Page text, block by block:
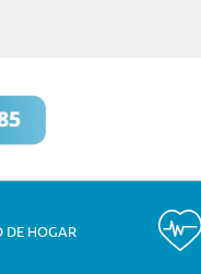
DE HOGAR